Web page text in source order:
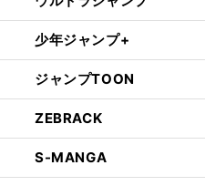
少年ジャンプ+
ジャンプTOON
ZEBRACK
S-MANGA